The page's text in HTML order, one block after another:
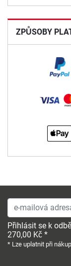
ZPŮSOBY
e-mailová adresa
Přihlásit se k
270,00 Kč *
* Lze uplatnit při